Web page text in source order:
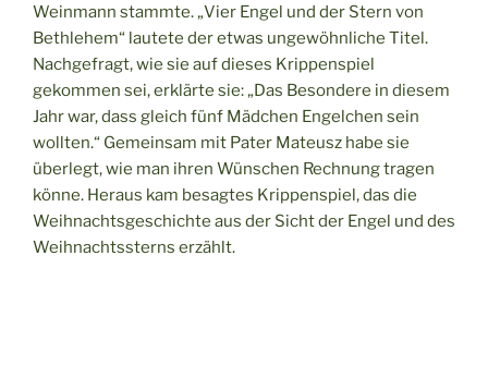
Weinmann stammte. „Vier Engel und der Stern von
Bethlehem“ lautete der etwas ungewöhnliche Titel.
Nachgefragt, wie sie auf dieses Krippenspiel
gekommen sei, erklärte sie: „Das Besondere in diesem
Jahr war, dass gleich fünf Mädchen Engelchen sein
wollten.“ Gemeinsam mit Pater Mateusz habe sie
überlegt, wie man ihren Wünschen Rechnung tragen
könne. Heraus kam besagtes Krippenspiel, das die
Weihnachtsgeschichte aus der Sicht der Engel und des
Weihnachtssterns erzählt.